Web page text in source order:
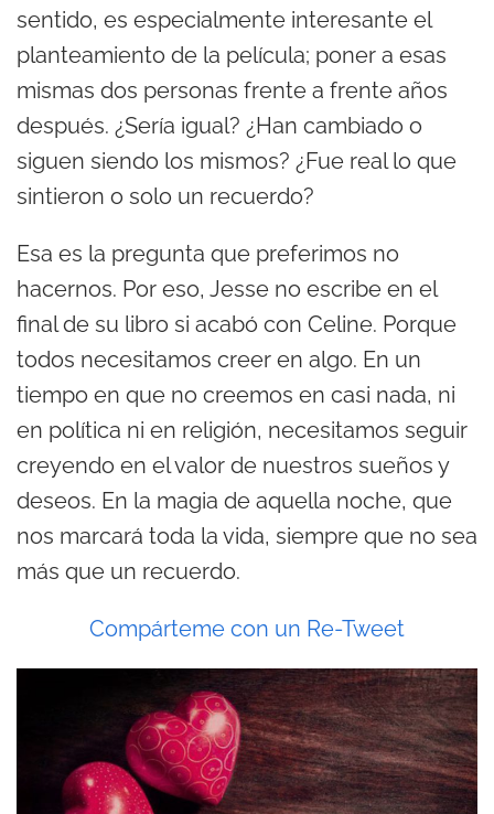
sentido, es especialmente interesante el
planteamiento de la película; poner a esas
mismas dos personas frente a frente años
después. ¿Sería igual? ¿Han cambiado o
siguen siendo los mismos? ¿Fue real lo que
sintieron o solo un recuerdo?
Esa es la pregunta que preferimos no
hacernos. Por eso, Jesse no escribe en el
final de su libro si acabó con Celine. Porque
todos necesitamos creer en algo. En un
tiempo en que no creemos en casi nada, ni
en política ni en religión, necesitamos seguir
creyendo en el valor de nuestros sueños y
deseos. En la magia de aquella noche, que
nos marcará toda la vida, siempre que no sea
más que un recuerdo.
Compárteme con un Re-Tweet